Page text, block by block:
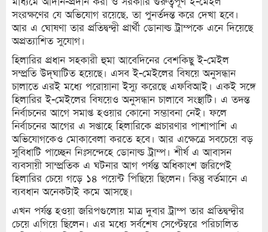
সংরক্ষণের যে অভিযোগ রয়েছে, তা পুনর্তদন্ত করে দেখা হবে।
আর এ ঘোষণা তার প্রতিদ্বন্দ্বী প্রার্থী ডোনাল্ড ট্রাম্পকে এনে দিয়েছে
অপ্রত্যাশিত সুযোগ।
হিলারির প্রধান সহকারী হুমা আবেদিনের বেশকিছু ই-মেইল
সম্প্রতি উদ্ঘাটিত হয়েছে। এসব ই-মেইলের বিষয়ে অনুসন্ধান
চালাতে এরই মধ্যে পরোয়ানা ইস্যু করেছে এফবিআই। একই সঙ্গে
হিলারির ই-মেইলের বিষয়েও অনুসন্ধান চালাবে সংস্থাটি। এ তদন্ত
নির্বাচনের আগে সমাপ্ত হওয়ার কোনো সম্ভাবনা নেই। ফলে
নির্বাচনের আগের এ সপ্তাহে হিলারিকে প্রচারণার পাশাপাশি এ
অভিযোগকেও মোকাবেলা করতে হবে। আর এক্ষেত্রে সবচেয়ে বড়
সুবিধাটি পাচ্ছেন নিঃসন্দেহে ডোনাল্ড ট্রাম্প। শীর্ষ এ আবাসন
ব্যবসায়ী সাম্প্রতিক এ ঘটনার আগ পর্যন্ত অধিকাংশ জরিপেই
হিলারির চেয়ে গড়ে ১৪ পয়েন্ট পিছিয়ে ছিলেন। কিন্তু বর্তমানে এ
ব্যবধান অনেকটাই কমে আসছে।
এখন পর্যন্ত হওয়া জরিপগুলোয় মাত্র দুবার ট্রাম্প তার প্রতিদ্বন্দ্বীর
চেয়ে এগিয়ে ছিলেন। এর মধ্যে সর্বশেষ সেপ্টেম্বরে পরিচালিত